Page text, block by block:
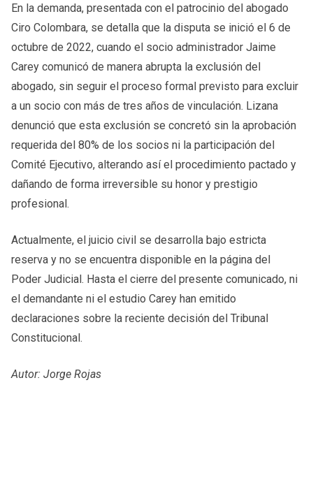
En la demanda, presentada con el patrocinio del abogado
Ciro Colombara, se detalla que la disputa se inició el 6 de
octubre de 2022, cuando el socio administrador Jaime
Carey comunicó de manera abrupta la exclusión del
abogado, sin seguir el proceso formal previsto para excluir
a un socio con más de tres años de vinculación. Lizana
denunció que esta exclusión se concretó sin la aprobación
requerida del 80% de los socios ni la participación del
Comité Ejecutivo, alterando así el procedimiento pactado y
dañando de forma irreversible su honor y prestigio
profesional.
Actualmente, el juicio civil se desarrolla bajo estricta
reserva y no se encuentra disponible en la página del
Poder Judicial. Hasta el cierre del presente comunicado, ni
el demandante ni el estudio Carey han emitido
declaraciones sobre la reciente decisión del Tribunal
Constitucional.
Autor: Jorge Rojas